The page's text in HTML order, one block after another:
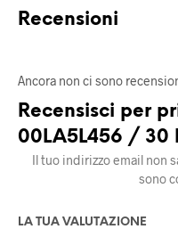
Recensioni
Ancora non ci sono
Recensisci per
00LA5L456 / 30
Il tuo indirizzo email non
sono
LA TUA VALUTAZIONE